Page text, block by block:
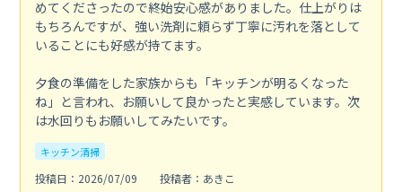
めてくださったので終始安心感がありました。仕上がりは
もちろんですが、強い洗剤に頼らず丁寧に汚れを落として
いることにも好感が持てます。
夕食の準備をした家族からも「キッチンが明るくなった
ね」と言われ、お願いして良かったと実感しています。次
は水回りもお願いしてみたいです。
キッチン清掃
投稿日：2026/07/09
投稿者：あきこ